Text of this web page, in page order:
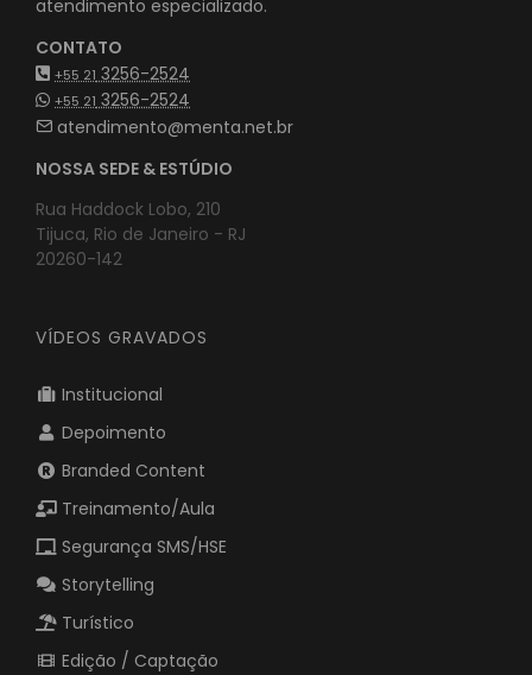
atendimento especializado.
CONTATO
+55 213256-2524
+55 213256-2524
atendimento@menta.net.br
NOSSA SEDE & ESTÚDIO
Rua Haddock Lobo, 210
Tijuca, Rio de Janeiro - RJ
20260-142
VÍDEOS GRAVADOS
Institucional
Depoimento
Branded Content
Treinamento/Aula
Segurança SMS/HSE
Storytelling
Turístico
Edição / Captação